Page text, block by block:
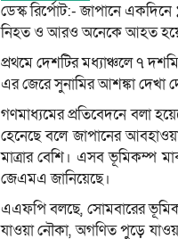
ডেস্ক রির্পোট:- জাপানে
নিহত ও আরও অনেকে আহত
প্রথমে দেশটির মধ্যাঞ্চলে ৭
এর জেরে সুনামির আশঙ্কা দেখা
গণমাধ্যমের প্রতিবেদনে বলা
হেনেছে বলে জাপানের
মাত্রার বেশি। এসব ভূমিকম্প
জেএমএ জানিয়েছে।
এএফপি বলছে, সোমবারের
যাওয়া নৌকা, অগণিত পুড়ে যাওয়া